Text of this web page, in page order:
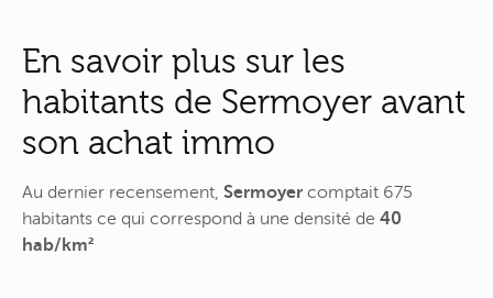
En savoir plus sur les
habitants de Sermoyer avant
son achat immo
Au dernier recensement, Sermoyer comptait 675
habitants ce qui correspond à une densité de 40
hab/km²